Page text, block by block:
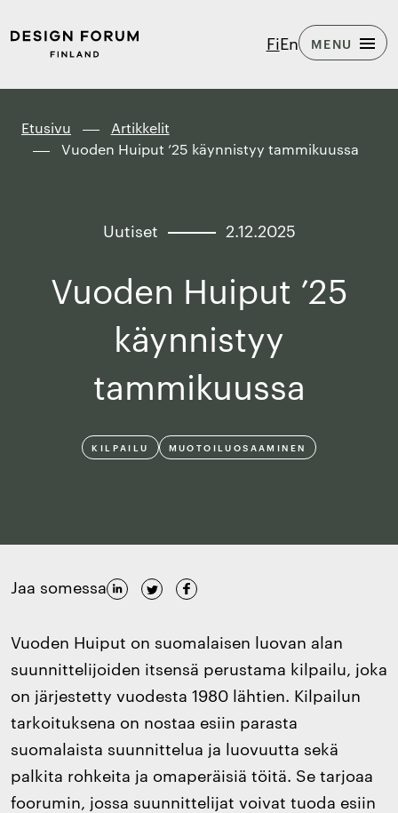
suoraan
Design
Finland
FiEn MENU
Etusivu
Artikkelit
Vuoden Huiput ’25 käynnistyy tammikuussa
Uutiset 2.12.2025
Vuoden Huiput ’25
käynnistyy
tammikuussa
KILPAILU MUOTOILUOSAAMINEN
Jaa somessa
Vuoden Huiput on suomalaisen luovan alan
suunnittelijoiden itsensä perustama kilpailu, joka
on järjestetty vuodesta 1980 lähtien. Kilpailun
tarkoituksena on nostaa esiin parasta
suomalaista suunnittelua ja luovuutta sekä
palkita rohkeita ja omaperäisiä töitä. Se tarjoaa
foorumin, jossa suunnittelijat voivat tuoda esiin